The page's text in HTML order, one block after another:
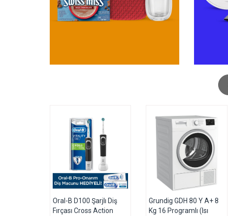
Oral-B D100 Şarjlı Diş
Fırçası Cross Action
Grundig GDH 80 Y A+ 8
Kg 16 Programlı (Isı